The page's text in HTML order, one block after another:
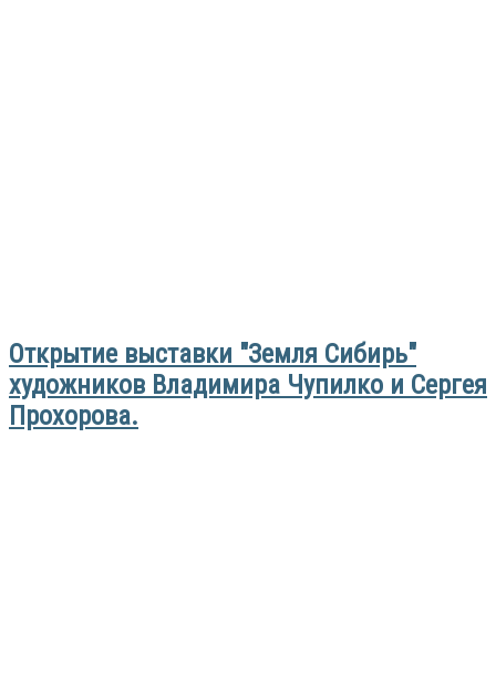
Открытие выставки "Земля Сибирь"
художников Владимира Чупилко и Сергея
Прохорова.